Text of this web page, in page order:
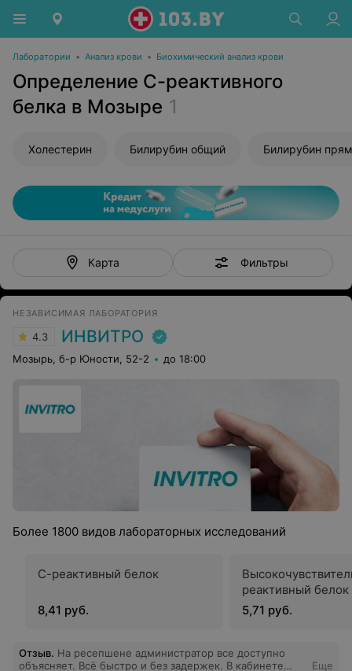
Лаборатории • Анализ крови • Биохимический анализ крови
Определение С-реактивного
белка в Мозыре 1
Холестерин Билирубин общий Билирубин
Карта Фильтры
НЕЗАВИСИМАЯ ЛАБОРАТОРИЯ
4.3 ИНВИТРО
Мозырь, б-р Юности, 52-2 до 18:00
Более 1800 видов лабораторных исследований
С-реактивный белок
8,41 руб.
реактивный белок
5,71 руб.
Отзыв. На ресепшене администратор все доступно
объясняет. Всё быстро и без задержек. В кабинете
Еще